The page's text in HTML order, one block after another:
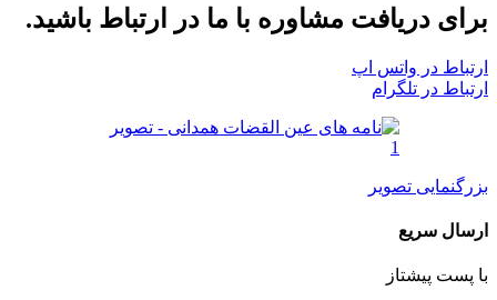
برای دریافت مشاوره با ما در ارتباط باشید.
ارتباط در واتس اپ
ارتباط در تلگرام
بزرگنمایی تصویر
ارسال سریع
با پست پیشتاز